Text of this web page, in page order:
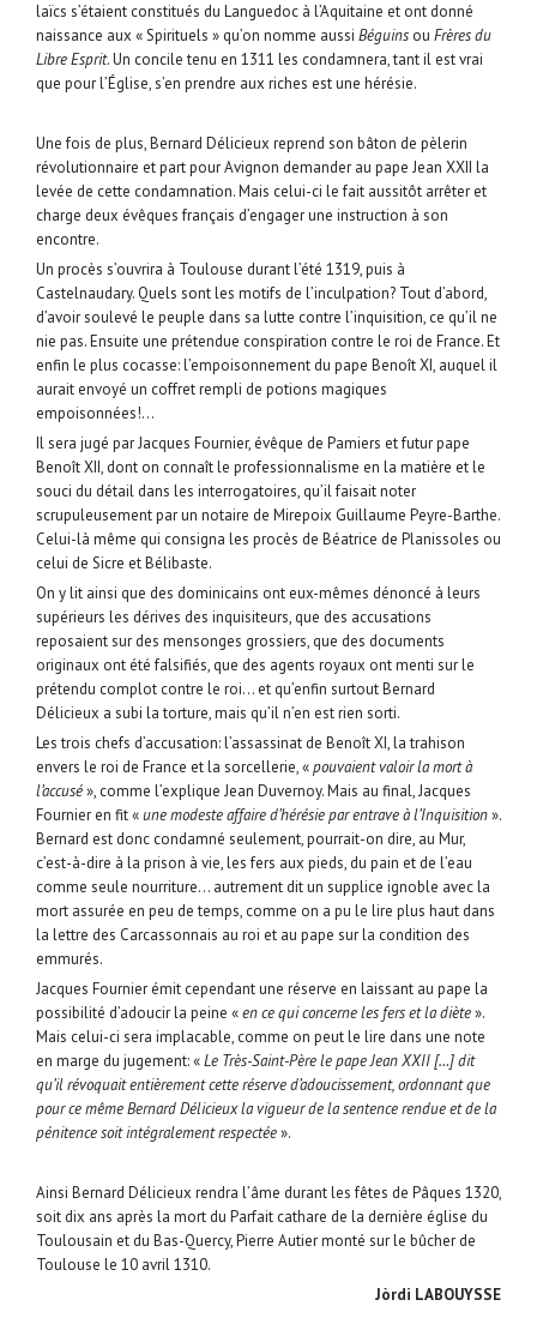
laïcs s’étaient constitués du Languedoc à l’Aquitaine et ont donné
naissance aux « Spirituels » qu’on nomme aussi Béguins ou Frères du
Libre Esprit. Un concile tenu en 1311 les condamnera, tant il est vrai
que pour l’Église, s’en prendre aux riches est une hérésie.
Une fois de plus, Bernard Délicieux reprend son bâton de pèlerin
révolutionnaire et part pour Avignon demander au pape Jean XXII la
levée de cette condamnation. Mais celui-ci le fait aussitôt arrêter et
charge deux évêques français d’engager une instruction à son
encontre.
Un procès s’ouvrira à Toulouse durant l’été 1319, puis à
Castelnaudary. Quels sont les motifs de l’inculpation? Tout d’abord,
d’avoir soulevé le peuple dans sa lutte contre l’inquisition, ce qu’il ne
nie pas. Ensuite une prétendue conspiration contre le roi de France. Et
enfin le plus cocasse: l’empoisonnement du pape Benoît XI, auquel il
aurait envoyé un coffret rempli de potions magiques
empoisonnées!…
Il sera jugé par Jacques Fournier, évêque de Pamiers et futur pape
Benoît XII, dont on connaît le professionnalisme en la matière et le
souci du détail dans les interrogatoires, qu’il faisait noter
scrupuleusement par un notaire de Mirepoix Guillaume Peyre-Barthe.
Celui-là même qui consigna les procès de Béatrice de Planissoles ou
celui de Sicre et Bélibaste.
On y lit ainsi que des dominicains ont eux-mêmes dénoncé à leurs
supérieurs les dérives des inquisiteurs, que des accusations
reposaient sur des mensonges grossiers, que des documents
originaux ont été falsifiés, que des agents royaux ont menti sur le
prétendu complot contre le roi… et qu’enfin surtout Bernard
Délicieux a subi la torture, mais qu’il n’en est rien sorti.
Les trois chefs d’accusation: l’assassinat de Benoît XI, la trahison
envers le roi de France et la sorcellerie, «pouvaient valoir la mort à
l’accusé», comme l’explique Jean Duvernoy. Mais au final, Jacques
Fournier en fit «une modeste affaire d’hérésie par entrave à l’Inquisition».
Bernard est donc condamné seulement, pourrait-on dire, au Mur,
c’est-à-dire à la prison à vie, les fers aux pieds, du pain et de l’eau
comme seule nourriture… autrement dit un supplice ignoble avec la
mort assurée en peu de temps, comme on a pu le lire plus haut dans
la lettre des Carcassonnais au roi et au pape sur la condition des
emmurés.
Jacques Fournier émit cependant une réserve en laissant au pape la
possibilité d’adoucir la peine «en ce qui concerne les fers et la diète».
Mais celui-ci sera implacable, comme on peut le lire dans une note
en marge du jugement: «Le Très-Saint-Père le pape Jean XXII […] dit
qu’il révoquait entièrement cette réserve d’adoucissement, ordonnant que
pour ce même Bernard Délicieux la vigueur de la sentence rendue et de la
pénitence soit intégralement respectée».
Ainsi Bernard Délicieux rendra l’âme durant les fêtes de Pâques 1320,
soit dix ans après la mort du Parfait cathare de la dernière église du
Toulousain et du Bas-Quercy, Pierre Autier monté sur le bûcher de
Toulouse le 10 avril 1310.
Jòrdi LABOUYSSE